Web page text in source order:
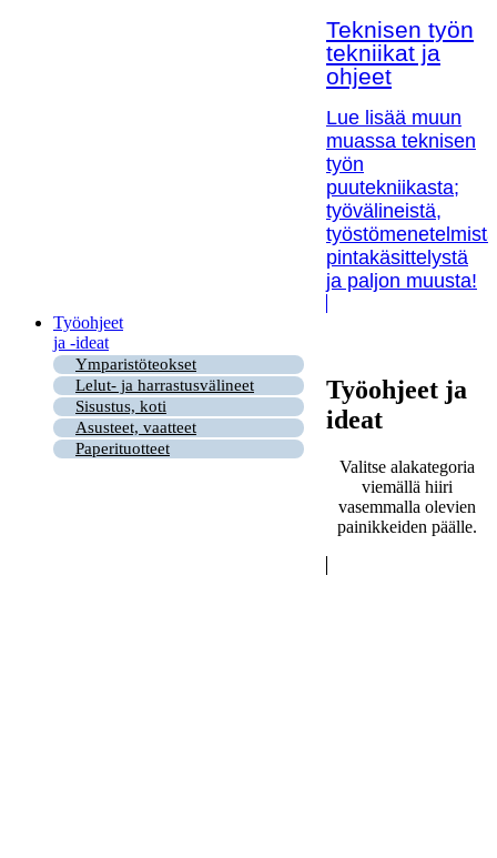
Teknisen työn
tekniikat ja
ohjeet
Lue lisää muun
muassa teknisen
työn
puutekniikasta;
työvälineistä,
pintakäsittelystä
ja paljon muusta!
Työohjeet
ja -ideat
Ymparistöteokset
Lelut- ja harrastusvälineet
Sisustus, koti
Asusteet, vaatteet
Paperituotteet
Työohjeet ja
ideat
Valitse alakategoria
viemällä hiiri
vasemmalla olevien
painikkeiden päälle.